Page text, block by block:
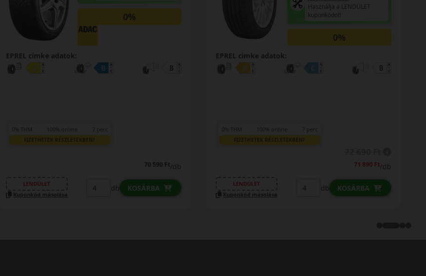
0%
EPREL cimke adatok:
0% THM 100% online 7 perc
FIZETHETEK RÉSZLETEKBEN?
70 590 Ft/db
LENDÜLET
Kuponkód másolása
db KOSÁRBA
Használja a LENDÜLET
kuponkódot!
0%
EPREL cimke adatok:
0% THM 100% online 7 perc
FIZETHETEK RÉSZLETEKBEN?
71 890 Ft/db
LENDÜLET
Kuponkód másolása
db KOSÁRBA